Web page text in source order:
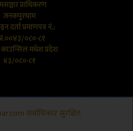
प्राधिकरण
जनकपुरधाम
दर्ता प्रमाणपत्र नं.:
०८०-८१
काउन्सिल मधेश प्रदेश
४३/०८०-८१
सर्वाधिकार सुरक्षित